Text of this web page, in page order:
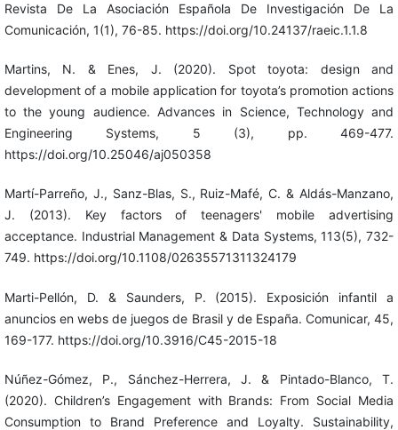
Revista De La Asociación Española De Investigación De La
Comunicación, 1(1), 76-85. https://doi.org/10.24137/raeic.1.1.8
Martins, N. & Enes, J. (2020). Spot toyota: design and
development of a mobile application for toyota’s promotion actions
to the young audience. Advances in Science, Technology and
Engineering Systems, 5 (3), pp. 469-477.
https://doi.org/10.25046/aj050358
Martí-Parreño, J., Sanz-Blas, S., Ruiz-Mafé, C. & Aldás-Manzano,
J. (2013). Key factors of teenagers' mobile advertising
acceptance. Industrial Management & Data Systems, 113(5), 732-
749. https://doi.org/10.1108/02635571311324179
Marti-Pellón, D. & Saunders, P. (2015). Exposición infantil a
anuncios en webs de juegos de Brasil y de España. Comunicar, 45,
169-177. https://doi.org/10.3916/C45-2015-18
Núñez-Gómez, P., Sánchez-Herrera, J. & Pintado-Blanco, T.
(2020). Children’s Engagement with Brands: From Social Media
Consumption to Brand Preference and Loyalty. Sustainability,